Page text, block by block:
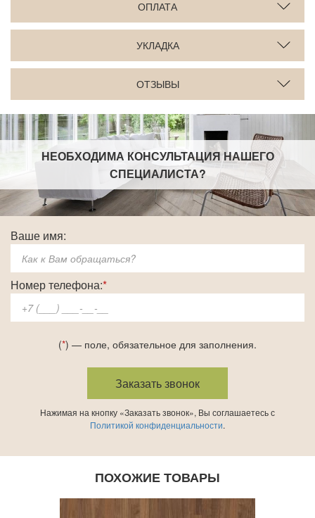
ОПЛАТА
УКЛАДКА
ОТЗЫВЫ
НЕОБХОДИМА КОНСУЛЬТАЦИЯ НАШЕГО
СПЕЦИАЛИСТА?
Ваше имя:
Номер телефона:*
(*) — поле, обязательное для заполнения.
Нажимая на кнопку «Заказать звонок», Вы соглашаетесь с
Политикой конфиденциальности.
ПОХОЖИЕ ТОВАРЫ